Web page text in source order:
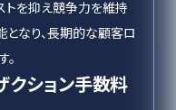
トを抑え競争力を維持
となり、長期的な顧客ロ
クション手数料